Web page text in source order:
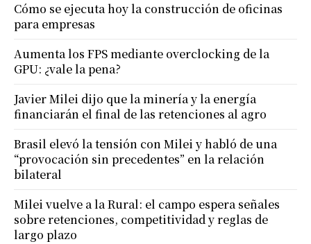
Cómo se ejecuta hoy la construcción de oficinas
para empresas
Aumenta los FPS mediante overclocking de la
GPU: ¿vale la pena?
Javier Milei dijo que la minería y la energía
financiarán el final de las retenciones al agro
Brasil elevó la tensión con Milei y habló de una
“provocación sin precedentes” en la relación
bilateral
Milei vuelve a la Rural: el campo espera señales
sobre retenciones, competitividad y reglas de
largo plazo